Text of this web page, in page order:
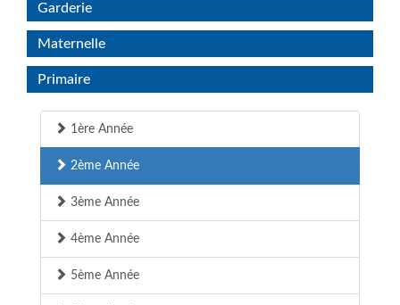
Garderie
Maternelle
Primaire
1ère Année
2ème Année
3ème Année
4ème Année
5ème Année